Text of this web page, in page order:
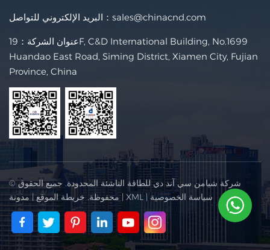
البريد الإلكتروني للتواصل： sales@chinacnd.com
عنوان الشركة：19F, C&D International Building, No.1699
Huandao East Road, Siming District, Xiamen City, Fujian
Province, China
© شركة شيامن سي آند دي للطاقة الناشئة المحدودة. جميع الحقوق
محفوظة.خريطة الموقع|مدونة | XML |سياسة الخصوصية